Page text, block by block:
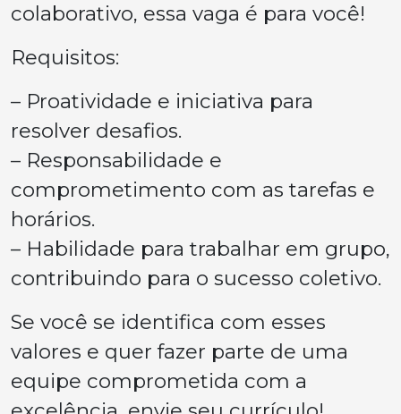
colaborativo, essa vaga é para você!
Requisitos:
– Proatividade e iniciativa para
resolver desafios.
– Responsabilidade e
comprometimento com as tarefas e
horários.
– Habilidade para trabalhar em grupo,
contribuindo para o sucesso coletivo.
Se você se identifica com esses
valores e quer fazer parte de uma
equipe comprometida com a